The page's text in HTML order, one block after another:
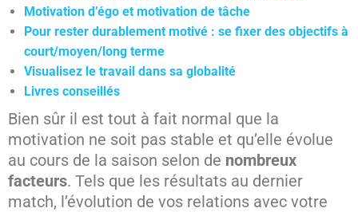
Motivation d’égo et motivation de tâche
Pour rester durablement motivé : se fixer des objectifs à
court/moyen/long terme
Visualisez le travail dans sa globalité
Livres conseillés
Bien sûr il est tout à fait normal que la
motivation ne soit pas stable et qu’elle évolue
au cours de la saison selon de nombreux
facteurs. Tels que les résultats au dernier
match, l’évolution de vos relations avec votre